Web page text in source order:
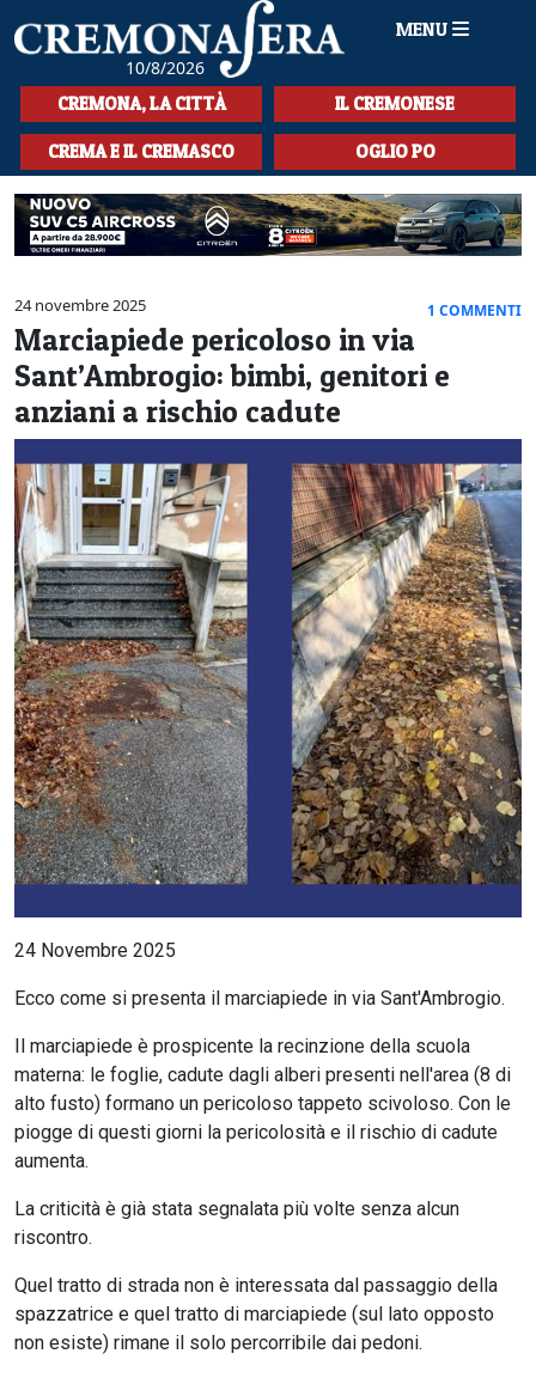
10/8/2026
MENU
HOME
CRONACA
SPORT
LA MUSICA
CULTURA
LA STORIA
SPETTACOLI
L'EDITORIALE
SEZIONI
CERCA
CREMONA, LA CITTÀ IL CREMONESE
CREMA E IL CREMASCO OGLIO PO
24 novembre 2025 1 COMMENTI
Marciapiede pericoloso in via
Sant’Ambrogio: bimbi, genitori e
anziani a rischio cadute
24 Novembre 2025
Ecco come si presenta il marciapiede in via Sant'Ambrogio.
Il marciapiede è prospicente la recinzione della scuola
materna: le foglie, cadute dagli alberi presenti nell'area (8 di
alto fusto) formano un pericoloso tappeto scivoloso. Con le
piogge di questi giorni la pericolosità e il rischio di cadute
aumenta.
La criticità è già stata segnalata più volte senza alcun
riscontro.
Quel tratto di strada non è interessata dal passaggio della
spazzatrice e quel tratto di marciapiede (sul lato opposto
non esiste) rimane il solo percorribile dai pedoni.